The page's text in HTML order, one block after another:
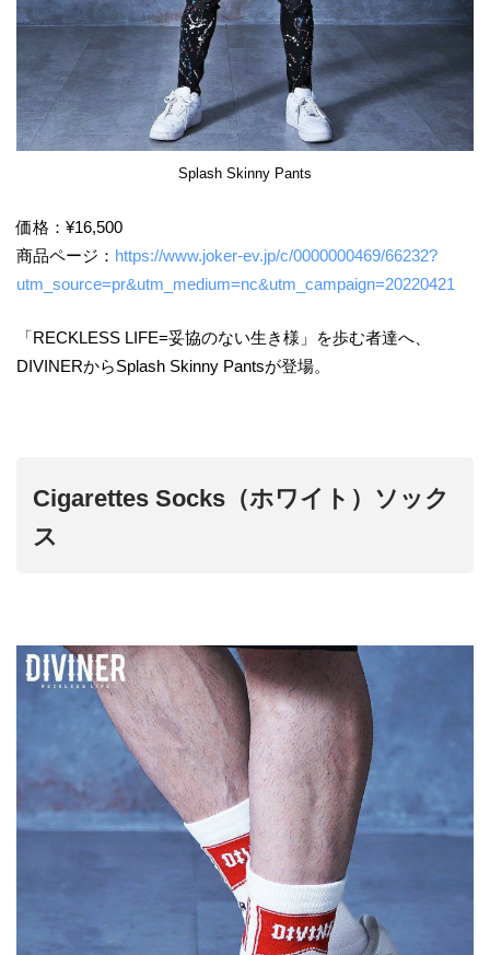
Splash Skinny Pants
価格：¥16,500
商品ページ： https://www.joker-ev.jp/c/0000000469/66232?
utm_source=pr&utm_medium=nc&utm_campaign=20220421
「RECKLESS LIFE=妥協のない生き様」を歩む者達へ、
DIVINERからSplash Skinny Pantsが登場。
Cigarettes Socks（ホワイト）ソック
ス